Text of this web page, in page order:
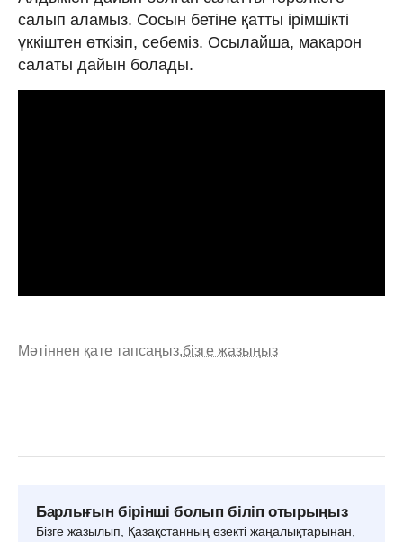
салып аламыз. Сосын бетіне қатты ірімшікті
үккіштен өткізіп, себеміз. Осылайша, макарон
салаты дайын болады.
Мәтіннен қате тапсаңыз,бізге жазыңыз
Барлығын бірінші болып біліп отырыңыз
Бізге жазылып, Қазақстанның өзекті жаңалықтарынан,